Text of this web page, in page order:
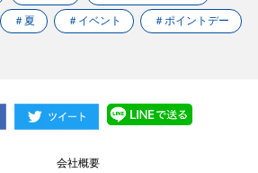
＃夏 ＃イベント ＃ポイントデー
会社概要